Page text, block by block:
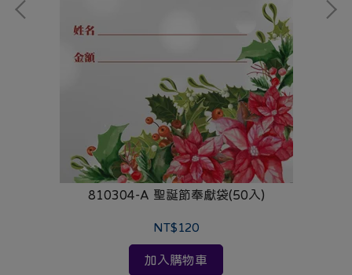
810304-A 聖誕節奉獻袋(50入)
NT$120
加入購物車